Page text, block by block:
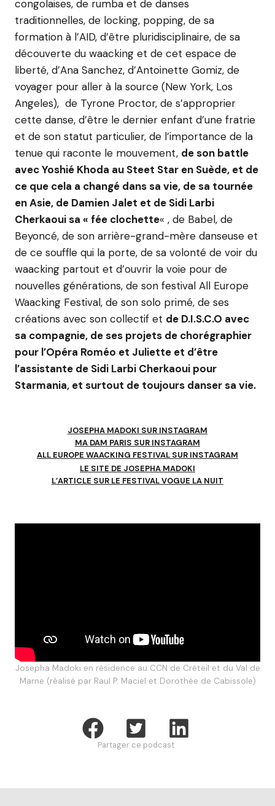
congolaises, de rumba et de danses
traditionnelles, de locking, popping, de sa
formation à l’AID, d’être pluridisciplinaire, de sa
découverte du waacking et de cet espace de
liberté, d’Ana Sanchez, d’Antoinette Gomiz, de
voyager pour aller à la source (New York, Los
Angeles), de Tyrone Proctor, de s’approprier
cette danse, d’être le dernier enfant d’une fratrie
et de son statut particulier, de l’importance de la
tenue qui raconte le mouvement, de son battle
avec Yoshié Khoda au Steet Star en Suède, et de
ce que cela a changé dans sa vie, de sa tournée
en Asie, de Damien Jalet et de Sidi Larbi
Cherkaoui sa « fée clochette« , de Babel, de
Beyoncé, de son arrière-grand-mère danseuse et
de ce souffle qui la porte, de sa volonté de voir du
waacking partout et d’ouvrir la voie pour de
nouvelles générations, de son festival All Europe
Waacking Festival, de son solo primé, de ses
créations avec son collectif et de D.I.S.C.O avec
sa compagnie, de ses projets de chorégraphier
pour l’Opéra Roméo et Juliette et d’être
l’assistante de Sidi Larbi Cherkaoui pour
Starmania, et surtout de toujours danser sa vie.
JOSEPHA MADOKI SUR INSTAGRAM
MA DAM PARIS SUR INSTAGRAM
ALL EUROPE WAACKING FESTIVAL SUR INSTAGRAM
LE SITE DE JOSEPHA MADOKI
L’ARTICLE SUR LE FESTIVAL VOGUE LA NUIT
Josepha Madoki en résidence au CCN de Créteil et du Val de
Marne (réalisé par Raul P. Maciel et Dorothée de Cabissole)
Partager ce podcast